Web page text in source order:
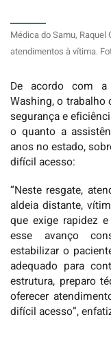
Médica do Samu,
atendimentos à vítima.
De acordo com a
Washing, o trabalho
segurança e
o quanto a
anos no estado,
difícil acesso:
“Neste resgate,
aldeia distante,
que exige rapidez
esse avanço
estabilizar o
adequado para
estrutura, preparo
oferecer
difícil acesso”,